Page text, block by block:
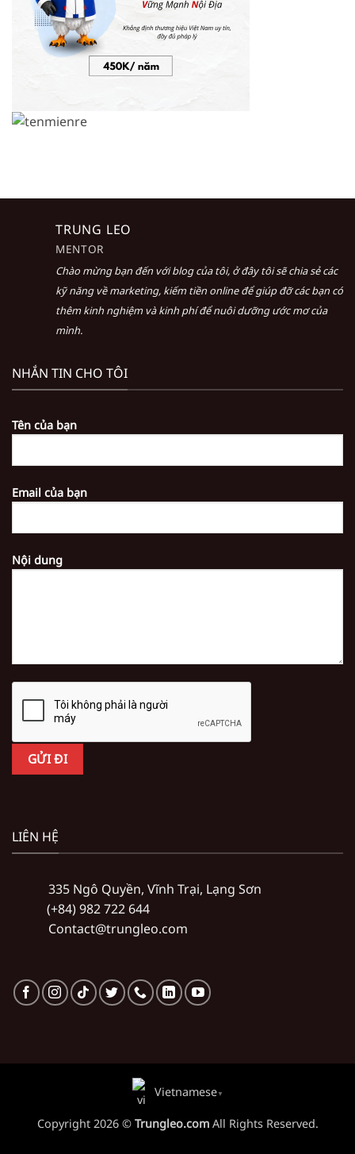
TRUNG LEO
MENTOR
Chào mừng bạn đến với blog của tôi, ở đây tôi sẽ chia sẻ các
kỹ năng về marketing, kiếm tiền online để giúp đỡ các bạn có
thêm kinh nghiệm và kinh phí để nuôi dưỡng ước mơ của
mình.
NHẮN TIN CHO TÔI
Tên của bạn
Email của bạn
Nội dung
LIÊN HỆ
335 Ngô Quyền, Vĩnh Trại, Lạng Sơn
(+84) 982 722 644
Contact@trungleo.com
Vietnamese▼
Copyright 2026 © Trungleo.comAll Rights Reserved.